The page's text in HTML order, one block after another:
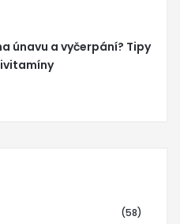
únavu a vyčerpání? Tipy
(58)